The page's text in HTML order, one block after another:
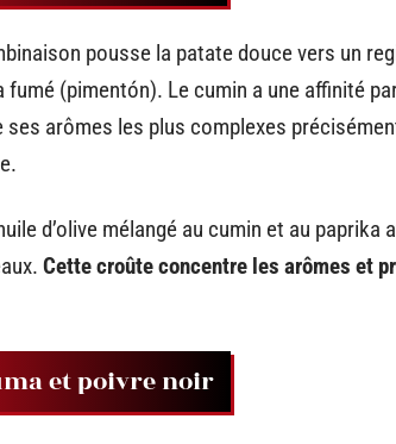
pousse la patate douce vers un
fumé (pimentón). Le cumin a une affinité
ses arômes les plus complexes
d’olive mélangé au cumin et au
Cette croûte concentre les arômes et
et poivre noir